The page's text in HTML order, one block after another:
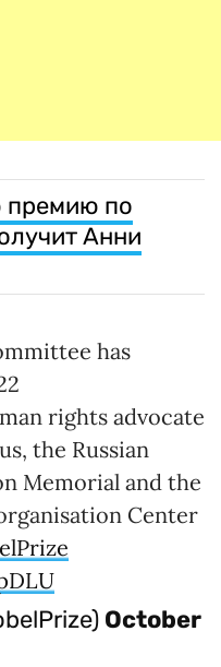
премию по
Анни
has
rights advocate
the Russian
Memorial and the
Center
October